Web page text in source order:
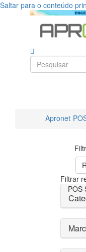
Saltar para o conteúdo
Apronet
Filtrar
POS